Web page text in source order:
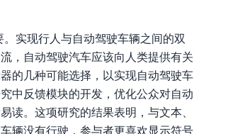
实现行人与自动驾驶车辆之间的双
，自动驾驶汽车应该向人类提供有关
的几种可能选择，以实现自动驾驶车
中反馈模块的开发，优化公众对自动
读。这项研究的结果表明，与文本、
辆没有行驶，参与者更喜欢显示符号